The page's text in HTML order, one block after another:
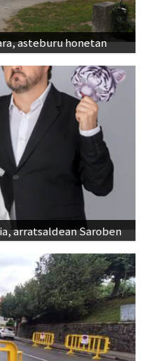
asteburu honetan
arratsaldean Saroben